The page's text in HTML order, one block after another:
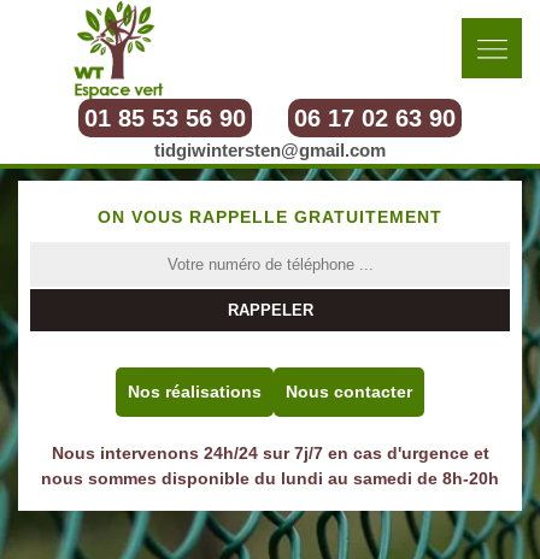
01 85 53 56 90 06 17 02 63 90
tidgiwintersten@gmail.com
ON VOUS RAPPELLE GRATUITEMENT
Nos réalisations Nous contacter
Nous intervenons 24h/24 sur 7j/7 en cas d'urgence et
nous sommes disponible du lundi au samedi de 8h-20h